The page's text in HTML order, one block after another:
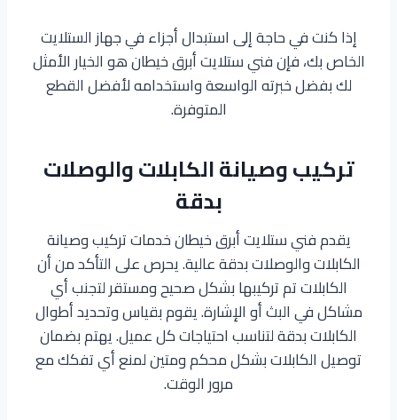
إذا كنت في حاجة إلى استبدال أجزاء في جهاز الستلايت
الخاص بك، فإن فني ستلايت أبرق خيطان هو الخيار الأمثل
لك بفضل خبرته الواسعة واستخدامه لأفضل القطع
المتوفرة.
تركيب وصيانة الكابلات والوصلات
بدقة
يقدم فني ستلايت أبرق خيطان خدمات تركيب وصيانة
الكابلات والوصلات بدقة عالية. يحرص على التأكد من أن
الكابلات تم تركيبها بشكل صحيح ومستقر لتجنب أي
مشاكل في البث أو الإشارة. يقوم بقياس وتحديد أطوال
الكابلات بدقة لتناسب احتياجات كل عميل. يهتم بضمان
توصيل الكابلات بشكل محكم ومتين لمنع أي تفكك مع
مرور الوقت.